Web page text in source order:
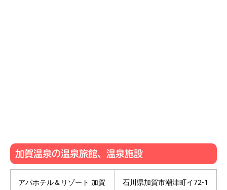
加賀温泉の温泉旅館、温泉施設
アパホテル＆リゾート 加賀
石川県加賀市潮津町イ72-1